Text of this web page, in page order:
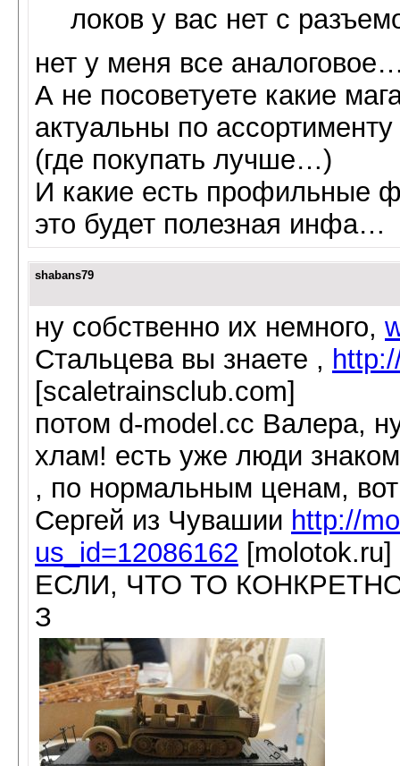
локов у вас нет с
нет у меня все
А не посоветуете какие
актуальны по
(где покупать лучше…)
И какие есть профильные
это будет полезная инфа…
shabans79
ну собственно их немного,
Стальцева вы знаете ,
[scaletrainsclub.com]
потом d-model.cc Валера,
хлам! есть уже люди
, по нормальным ценам,
Сергей из Чувашии http://
us_id=12086162 [molotok.ru]
ЕСЛИ, ЧТО ТО
З